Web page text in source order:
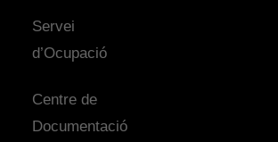
Servei
d’Ocupació
Centre de
Documentació